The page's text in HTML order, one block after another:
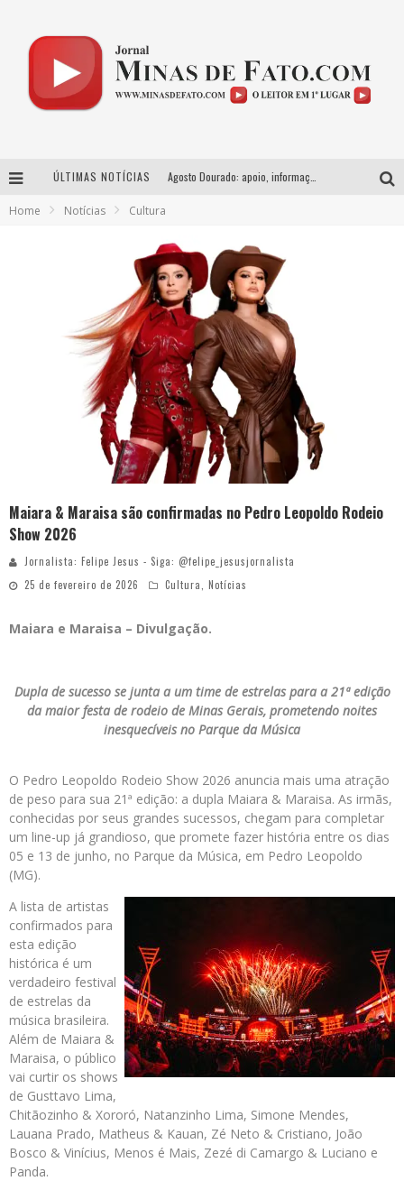
ÚLTIMAS NOTÍCIAS
Home Notícias Cultura
Maiara & Maraisa são confirmadas no Pedro Leopoldo Rodeio
Show 2026
Jornalista: Felipe Jesus - Siga: @felipe_jesusjornalista
25 de fevereiro de 2026
Cultura Notícias
Maiara e Maraisa – Divulgação.
Dupla de sucesso se junta a um time de estrelas para a 21ª edição
da maior festa de rodeio de Minas Gerais, prometendo noites
inesquecíveis no Parque da Música
O Pedro Leopoldo Rodeio Show 2026 anuncia mais uma atração
de peso para sua 21ª edição: a dupla Maiara & Maraisa. As irmãs,
conhecidas por seus grandes sucessos, chegam para completar
um line-up já grandioso, que promete fazer história entre os dias
05 e 13 de junho, no Parque da Música, em Pedro Leopoldo
(MG).
A lista de artistas
confirmados para
esta edição
histórica é um
verdadeiro festival
de estrelas da
música brasileira.
Além de Maiara &
Maraisa, o público
vai curtir os shows
de Gusttavo Lima,
Chitãozinho & Xororó, Natanzinho Lima, Simone Mendes,
Lauana Prado, Matheus & Kauan, Zé Neto & Cristiano, João
Bosco & Vinícius, Menos é Mais, Zezé di Camargo & Luciano e
Panda.